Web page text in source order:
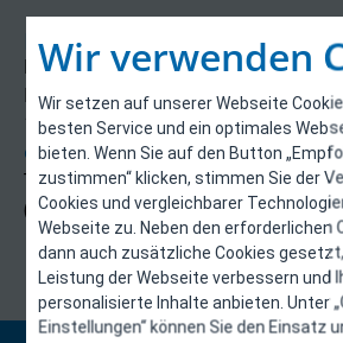
Wir verwenden
Wir setzen auf unserer Webseite
besten Service und ein optimales
bieten. Wenn Sie auf den Button
zustimmen“ klicken, stimmen Sie der
Cookies und vergleichbarer
Webseite zu. Neben den erforderlichen
dann auch zusätzliche Cookies gesetzt,
Leistung der Webseite verbessern und
personalisierte Inhalte anbieten. Unter
Einstellungen“ können Sie den Einsatz
Kontakt
E-Control
Rudolfsplatz 13a
1010 Wien
energieeffizienz@e-control.at
Tel +43 1 5324724
(Mo, Mi-Fr 09:30-12:30 Uhr)